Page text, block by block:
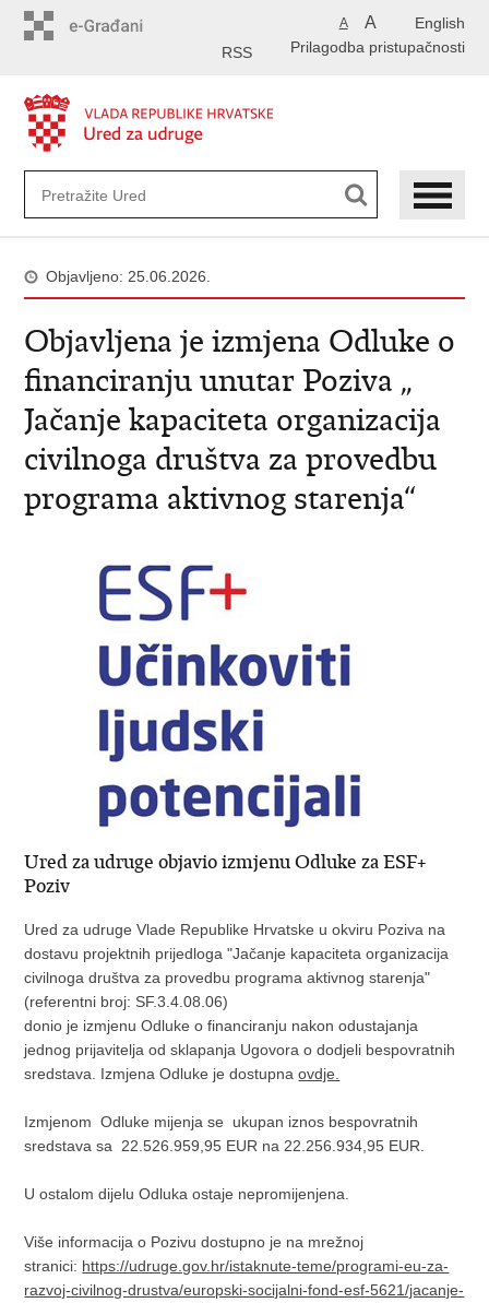
English
A A
Prilagodba pristupačnosti
RSS
Objavljeno: 25.06.2026.
Objavljena je izmjena Odluke o
financiranju unutar Poziva „
Jačanje kapaciteta organizacija
civilnoga društva za provedbu
programa aktivnog starenja“
Ured za udruge objavio izmjenu Odluke za ESF+
Poziv
Ured za udruge Vlade Republike Hrvatske u okviru Poziva na
dostavu projektnih prijedloga "Jačanje kapaciteta organizacija
civilnoga društva za provedbu programa aktivnog starenja"
(referentni broj: SF.3.4.08.06)
donio je izmjenu Odluke o financiranju nakon odustajanja
jednog prijavitelja od sklapanja Ugovora o dodjeli bespovratnih
sredstava. Izmjena Odluke je dostupnaovdje.
Izmjenom Odluke mijenja se ukupan iznos bespovratnih
sredstava sa 22.526.959,95 EUR na 22.256.934,95 EUR.
U ostalom dijelu Odluka ostaje nepromijenjena.
Više informacija o Pozivu dostupno je na mrežnoj
stranici: https://udruge.gov.hr/istaknute-teme/programi-eu-za-
razvoj-civilnog-drustva/europski-socijalni-fond-esf-5621/jacanje-